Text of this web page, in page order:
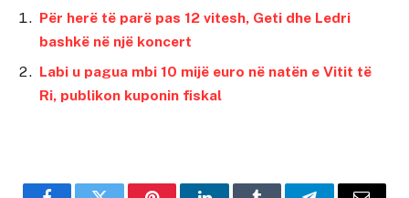
Për herë të parë pas 12 vitesh, Geti dhe Ledri
bashkë në një koncert
Labi u pagua mbi 10 mijë euro në natën e Vitit të
Ri, publikon kuponin fiskal